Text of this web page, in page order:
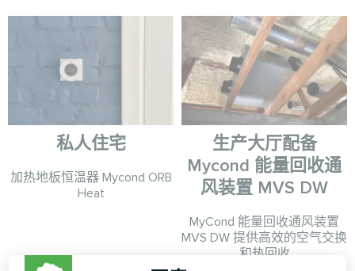
私人住宅
加热地板恒温器 Mycond ORB
Heat
生产大厅配备
Mycond 能量回收通
风装置 MVS DW
MyCond 能量回收通风装置
MVS DW 提供高效的空气交换
和热回收